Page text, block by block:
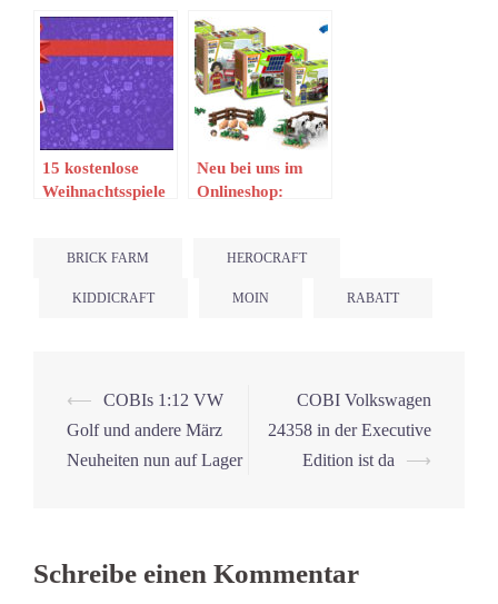
Mittelalter- und
Küstensets im
Lager
eingetroffen
besser als der
Vorgänger
15 kostenlose
Weihnachtsspiele
31.12.2020)
Neu bei uns im
Onlineshop:
BRICK FARM HEROCRAFT
KIDDICRAFT MOIN RABATT
Beitrags-
Navigation
⟵
COBIs 1:12 VW
Golf und andere März
Neuheiten nun auf Lager
COBI Volkswagen
24358 in der Executive
Edition ist da
⟶
Schreibe einen Kommentar